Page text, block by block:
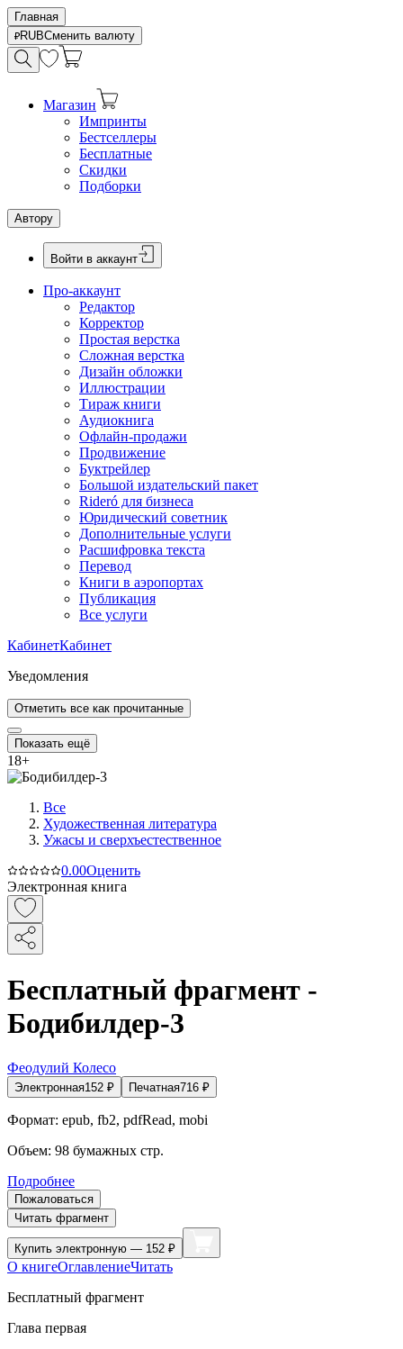
Главная
RUBСменить валюту
Магазин
Импринты
Бестселлеры
Бесплатные
Скидки
Подборки
Автору
Войти в аккаунт
Про-аккаунт
Редактор
Корректор
Простая верстка
Сложная верстка
Дизайн обложки
Иллюстрации
Тираж книги
Аудиокнига
Офлайн-продажи
Продвижение
Буктрейлер
Большой издательский пакет
Rideró для бизнеса
Юридический советник
Дополнительные услуги
Расшифровка текста
Перевод
Книги в аэропортах
Публикация
Все услуги
КабинетКабинет
Уведомления
Отметить все как прочитанные
Показать ещё
18+
Все
Художественная литература
Ужасы и сверхъестественное
0.00Оценить
Электронная книга
Бесплатный фрагмент -
Бодибилдер-3
Феодулий Колесо
Электронная152 ₽ Печатная716 ₽
Формат: epub, fb2, pdfRead, mobi
Объем: 98 бумажных стр.
Подробнее
Пожаловаться
Читать фрагмент
Купить электронную — 152 ₽
О книгеОглавлениеЧитать
Бесплатный фрагмент
Глава первая